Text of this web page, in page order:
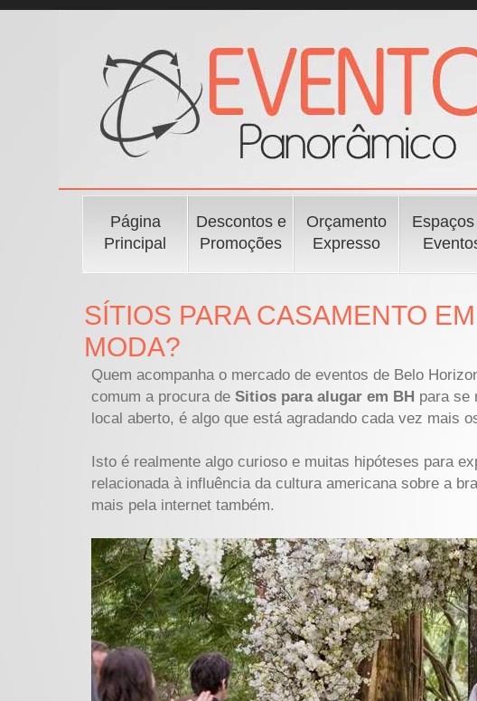
Página
Principal
Descontos e
Promoções
Orçamento
Expresso
SÍTIOS PARA CASAMENTO
MODA?
Quem acompanha o mercado de eventos de Belo
comum a procura de Sitios para alugar em BH para se
local aberto, é algo que está agradando cada vez mais
Isto é realmente algo curioso e muitas hipóteses para
relacionada à influência da cultura americana sobre a
mais pela internet também.